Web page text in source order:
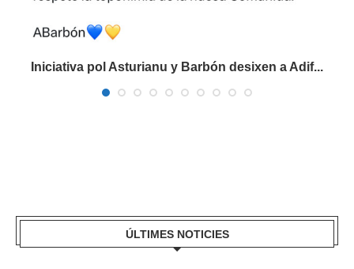
Iniciativa pol Asturianu y Barbón desixen a Adif...
ÚLTIMES NOTICIES